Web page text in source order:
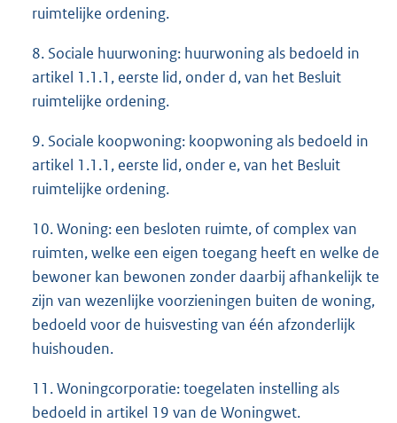
ruimtelijke ordening.
8. Sociale huurwoning: huurwoning als bedoeld in
artikel 1.1.1, eerste lid, onder d, van het Besluit
ruimtelijke ordening.
9. Sociale koopwoning: koopwoning als bedoeld in
artikel 1.1.1, eerste lid, onder e, van het Besluit
ruimtelijke ordening.
10. Woning: een besloten ruimte, of complex van
ruimten, welke een eigen toegang heeft en welke de
bewoner kan bewonen zonder daarbij afhankelijk te
zijn van wezenlijke voorzieningen buiten de woning,
bedoeld voor de huisvesting van één afzonderlijk
huishouden.
11. Woningcorporatie: toegelaten instelling als
bedoeld in artikel 19 van de Woningwet.